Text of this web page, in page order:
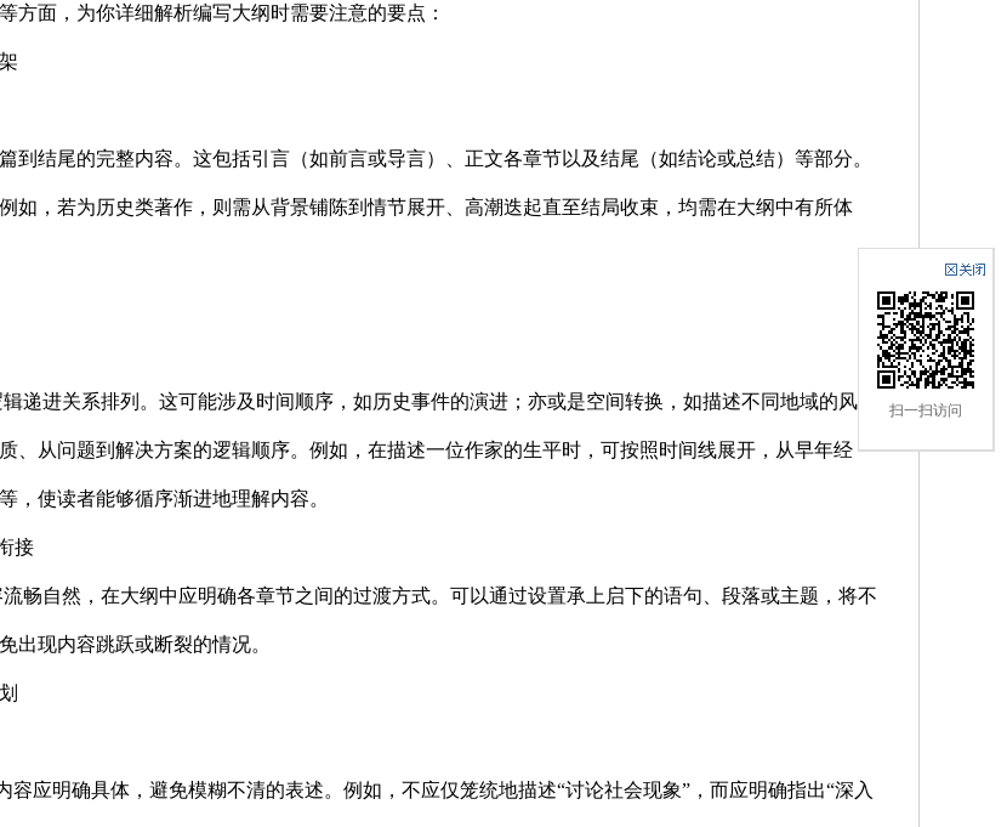
方面，为你详细解析编写大纲时需要注意的要点：
到结尾的完整内容。这包括引言（如前言或导言）、正文各章节以及结尾（如结论或总结）等部分。
如，若为历史类著作，则需从背景铺陈到情节展开、高潮迭起直至结局收束，均需在大纲中有所体
递进关系排列。这可能涉及时间顺序，如历史事件的演进；亦或是空间转换，如描述不同地域的风土
、从问题到解决方案的逻辑顺序。例如，在描述一位作家的生平时，可按照时间线展开，从早年经
，使读者能够循序渐进地理解内容。
接
畅自然，在大纲中应明确各章节之间的过渡方式。可以通过设置承上启下的语句、段落或主题，将不
出现内容跳跃或断裂的情况。
应明确具体，避免模糊不清的表述。例如，不应仅笼统地描述“讨论社会现象”，而应明确指出“深入
扫一扫访问